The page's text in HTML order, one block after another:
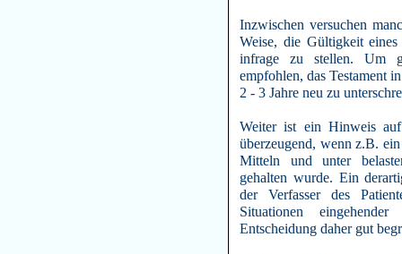
Inzwischen versuchen
Weise, die Gültigkeit eines
infrage zu stellen. Um
empfohlen, das Testament
2 - 3 Jahre neu zu
Weiter ist ein Hinweis
überzeugend, wenn z.B.
Mitteln und unter
gehalten wurde. Ein
der Verfasser des
Situationen
Entscheidung daher gut